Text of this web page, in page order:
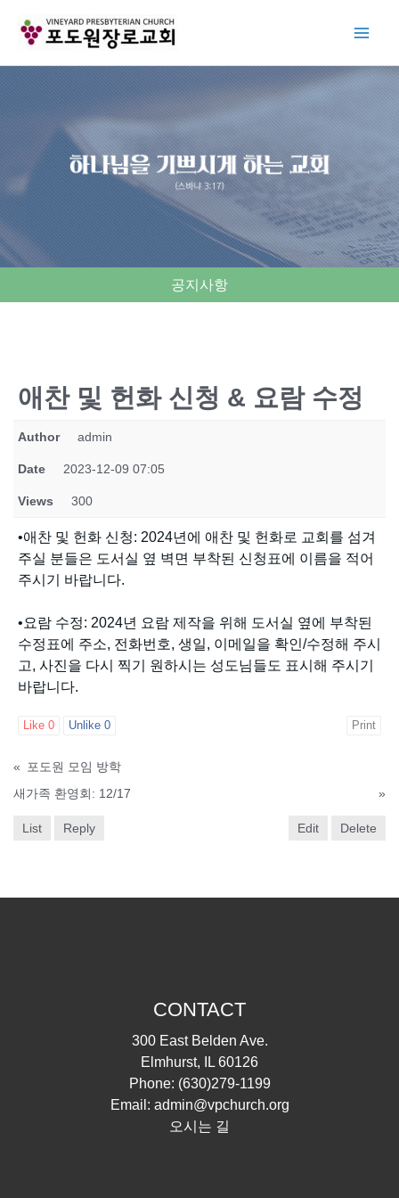
공지사항
애찬 및 헌화 신청 & 요람 수정
Author admin
Date 2023-12-09 07:05
Views 300
•애찬 및 헌화 신청: 2024년에 애찬 및 헌화로 교회를 섬겨
주실 분들은 도서실 옆 벽면 부착된 신청표에 이름을 적어
주시기 바랍니다.
•요람 수정: 2024년 요람 제작을 위해 도서실 옆에 부착된
수정표에 주소, 전화번호, 생일, 이메일을 확인/수정해 주시
고, 사진을 다시 찍기 원하시는 성도님들도 표시해 주시기
바랍니다.
Like 0 Unlike 0 Print
«
포도원 모임 방학
새가족 환영회: 12/17
»
List Reply Edit Delete
CONTACT
300 East Belden Ave.
Elmhurst, IL 60126
Phone: (630)279-1199
Email: admin@vpchurch.org
오시는 길